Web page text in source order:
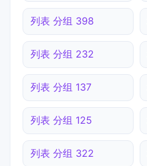
列表 分组 398
列表 分组 232
列表 分组 137
列表 分组 125
列表 分组 322